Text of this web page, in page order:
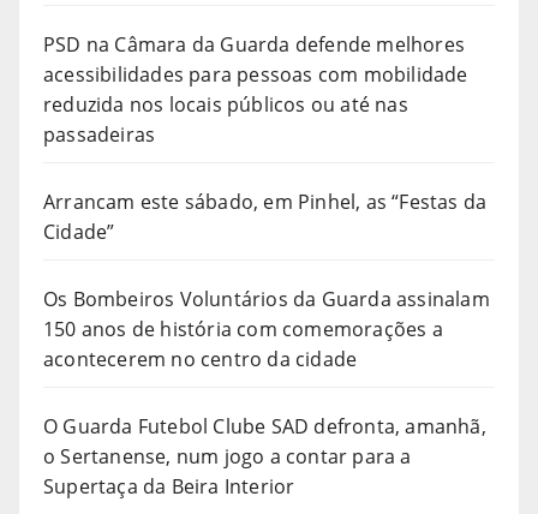
PSD na Câmara da Guarda defende melhores
acessibilidades para pessoas com mobilidade
reduzida nos locais públicos ou até nas
passadeiras
Arrancam este sábado, em Pinhel, as “Festas da
Cidade”
Os Bombeiros Voluntários da Guarda assinalam
150 anos de história com comemorações a
acontecerem no centro da cidade
O Guarda Futebol Clube SAD defronta, amanhã,
o Sertanense, num jogo a contar para a
Supertaça da Beira Interior